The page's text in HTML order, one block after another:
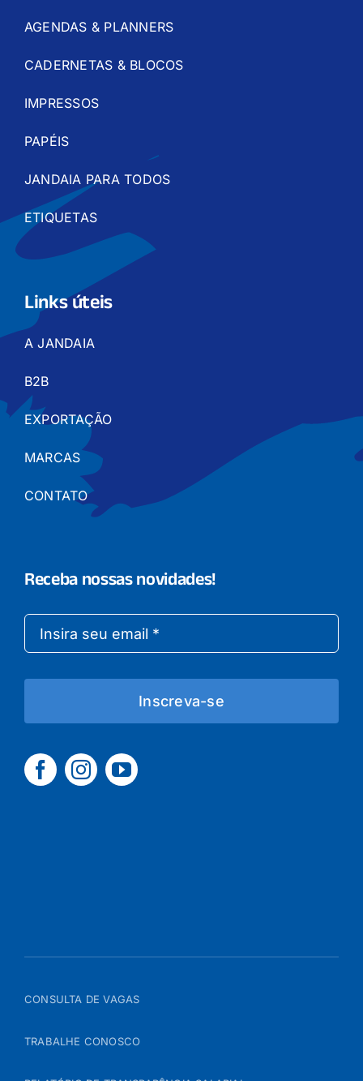
AGENDAS & PLANNERS
CADERNETAS & BLOCOS
IMPRESSOS
PAPÉIS
JANDAIA PARA TODOS
ETIQUETAS
Links úteis
A JANDAIA
B2B
EXPORTAÇÃO
MARCAS
CONTATO
Receba nossas novidades!
Inscreva-se
CONSULTA DE VAGAS
TRABALHE CONOSCO